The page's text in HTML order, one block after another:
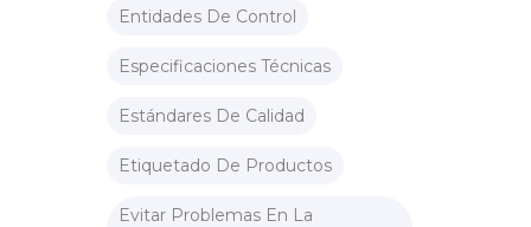
Entidades De Control
Especificaciones Técnicas
Estándares De Calidad
Etiquetado De Productos
Evitar Problemas En La